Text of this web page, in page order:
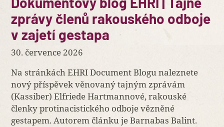
zprávy členů rakouského odboje
v zajetí gestapa
30. července 2026
Na stránkách EHRI Document Blogu naleznete
nový příspěvek věnovaný tajným zprávám
(Kassiber) Elfriede Hartmannové, rakouské
členky protinacistického odboje vězněné
gestapem. Autorem článku je Barnabas Balint.